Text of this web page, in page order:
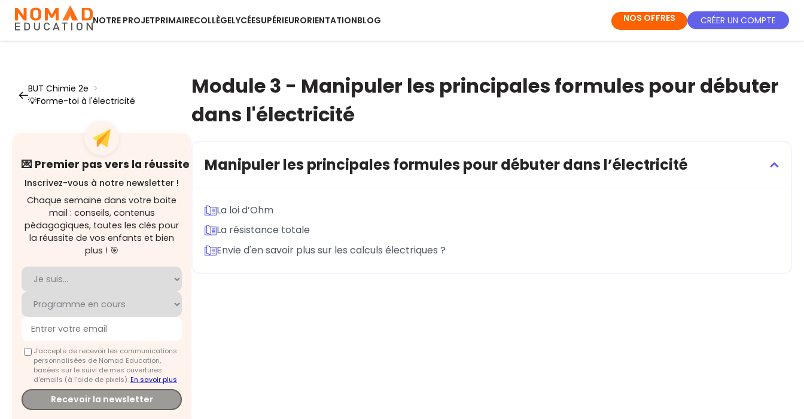
NOTRE PROJETPRIMAIRECOLLÈGELYCÉESUPÉRIEURORIENTATIONBLOG NOS OFFRES CRÉER UN COMPTE
BUT Chimie 2e >
💡Forme-toi à l'électricité
💌 Premier pas vers la réussite
Inscrivez-vous à notre newsletter !
Chaque semaine dans votre boite
mail : conseils, contenus
pédagogiques, toutes les clés pour
la réussite de vos enfants et bien
plus ! 🎯
J'accepte de recevoir les communications
personnalisées de Nomad Education,
basées sur le suivi de mes ouvertures
d'emails (à l’aide de pixels).En savoir plus
Recevoir la newsletter
Module 3 - Manipuler les principales formules pour débuter
dans l'électricité
Manipuler les principales formules pour débuter dans l’électricité
La loi d’Ohm
La résistance totale
Envie d'en savoir plus sur les calculs électriques ?